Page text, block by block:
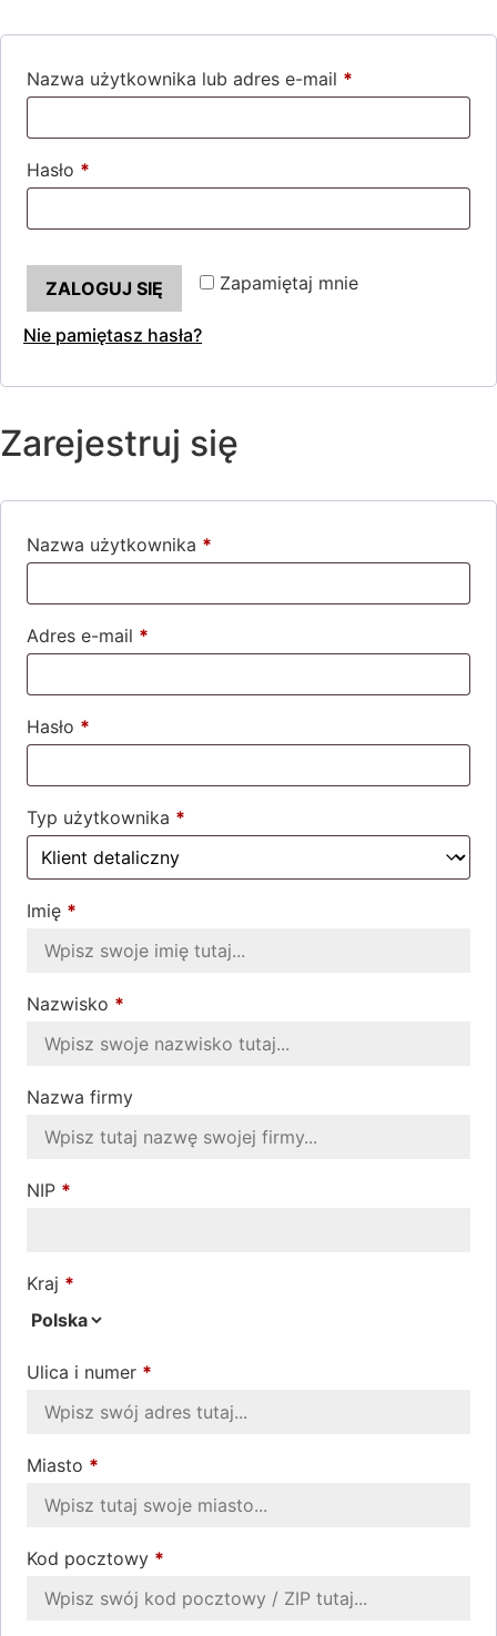
Nazwa użytkownika lub adres e-mail *
Hasło *
Zapamiętaj mnie
ZALOGUJ SIĘ
Nie pamiętasz hasła?
Zarejestruj się
Nazwa użytkownika *
Adres e-mail *
Hasło *
Typ użytkownika *
Imię *
Nazwisko *
Nazwa firmy
NIP *
Kraj *
Ulica i numer *
Miasto *
Kod pocztowy *